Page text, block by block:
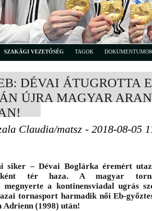
SZAKÁGI VEZETŐSÉG TAGOK
DÉVAI ÁTUGROTTA
ÚJRA MAGYAR
Claudia/matsz - 2018-08-05
siker – Dévai Boglárka éremért
tér haza. A magyar
megnyerte a kontinensviadal ugrás
tornasport harmadik női Eb-
Adrienn (1998) után!